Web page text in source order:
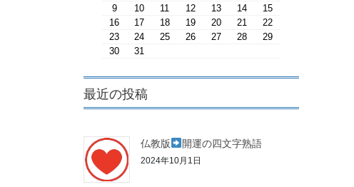
9
10 11 12 13 14
15
16
17 18 19 20 21
22
23
24 25 26 27 28
29
30
31
最近の投稿
仏教版 開運の四文字熟語
2024年10月1日